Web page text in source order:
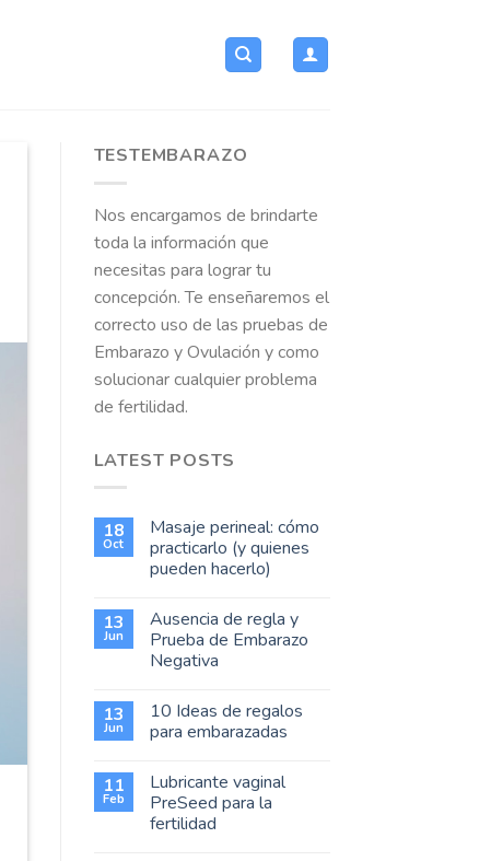
TESTEMBARAZO
Nos encargamos de brindarte
toda la información que
necesitas para lograr tu
concepción. Te enseñaremos el
correcto uso de las pruebas de
Embarazo y Ovulación y como
solucionar cualquier problema
de fertilidad.
LATEST POSTS
18
Oct
Masaje perineal: cómo
practicarlo (y quienes
pueden hacerlo)
13
Jun
Ausencia de regla y
Prueba de Embarazo
Negativa
13
Jun
10 Ideas de regalos
para embarazadas
11
Feb
Lubricante vaginal
PreSeed para la
fertilidad